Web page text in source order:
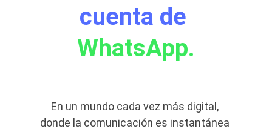
cuenta de
WhatsApp.
En un mundo cada vez más digital,
donde la comunicación es instantánea